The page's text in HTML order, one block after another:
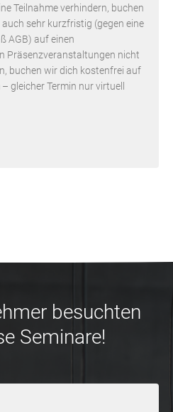
Teilnahme verhindern, buchen
sehr kurzfristig (gegen eine
AGB) auf einen
Präsenzveranstaltungen nicht
buchen wir dich kostenfrei auf
gleicher Termin nur virtuell
besuchten
Seminare!